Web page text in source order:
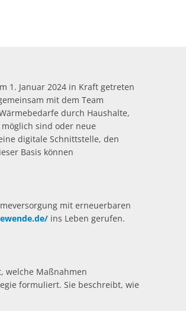
Rückschnitt von Hecken und Bäumen
Hinweise zum Winterdienst
Sondernutzungen
Beratung zur Vorsorge-Vollmacht
Junge Menschen mit Behinderung
Soziales des Kreises Euskirchen
Zweitwohnungssteuer
1. Januar 2024 in Kraft getreten
mit dem Team
durch Haushalte,
sind oder neue
digitale Schnittstelle, den
Basis können
mit erneuerbaren
ins Leben gerufen.
welche Maßnahmen
formuliert. Sie beschreibt, wie